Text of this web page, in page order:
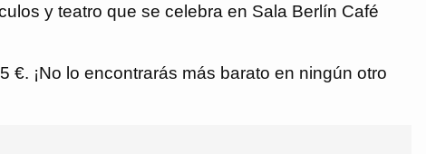
y teatro que se celebra en Sala Berlín Café
¡No lo encontrarás más barato en ningún otro